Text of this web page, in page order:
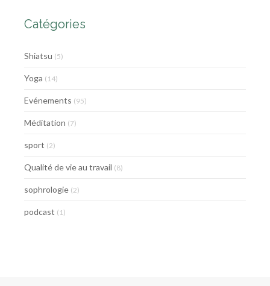
Catégories
Shiatsu (5)
Yoga (14)
Evénements (95)
Méditation (7)
sport (2)
Qualité de vie au travail (8)
sophrologie (2)
podcast (1)